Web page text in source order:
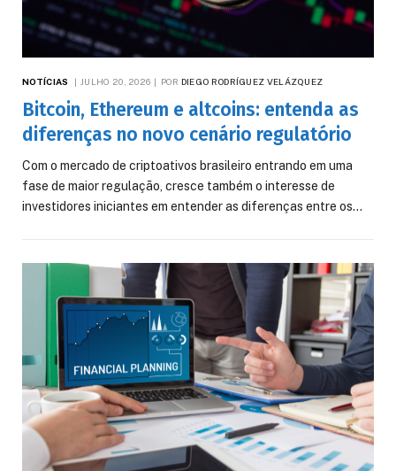
NOTÍCIAS JULHO 20, 2026 POR DIEGO RODRÍGUEZ VELÁZQUEZ
Bitcoin, Ethereum e altcoins: entenda as
diferenças no novo cenário regulatório
Com o mercado de criptoativos brasileiro entrando em uma
fase de maior regulação, cresce também o interesse de
investidores iniciantes em entender as diferenças entre os…